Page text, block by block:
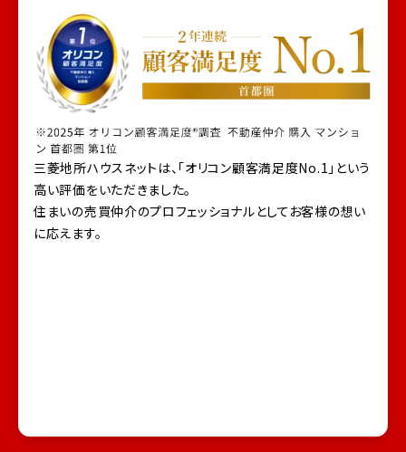
三菱地所ハウスネットは、「オリコン顧客満足度No.1」という
高い評価をいただきました。
住まいの売買仲介のプロフェッショナルとしてお客様の想い
に応えます。